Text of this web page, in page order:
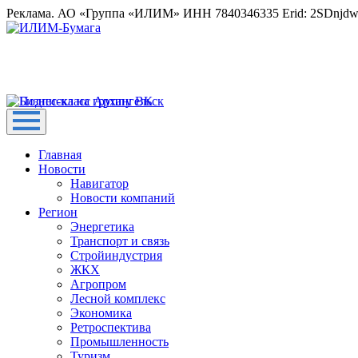
Реклама. АО «Группа «ИЛИМ» ИНН 7840346335 Erid:
Главная
Новости
Навигатор
Новости компаний
Регион
Энергетика
Транспорт и связь
Стройиндустрия
ЖКХ
Агропром
Лесной комплекс
Экономика
Ретроспектива
Промышленность